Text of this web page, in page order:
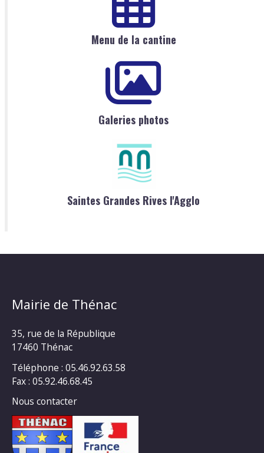
Menu de la cantine
Galeries photos
Saintes Grandes Rives l'Agglo
Mairie de Thénac
35, rue de la République
17460 Thénac
Téléphone : 05.46.92.63.58
Fax : 05.92.46.68.45
Nous contacter